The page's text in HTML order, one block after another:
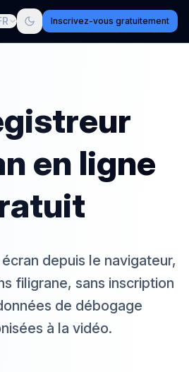
Inscrivez-vous gratuitement
en ligne
depuis le navigateur,
filigrane, sans inscription
de débogage
à la vidéo.